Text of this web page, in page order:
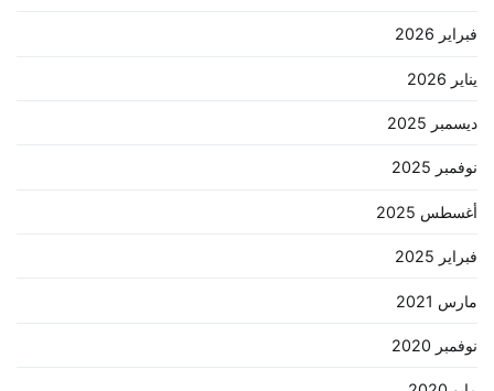
فبراير 2026
يناير 2026
ديسمبر 2025
نوفمبر 2025
أغسطس 2025
فبراير 2025
مارس 2021
نوفمبر 2020